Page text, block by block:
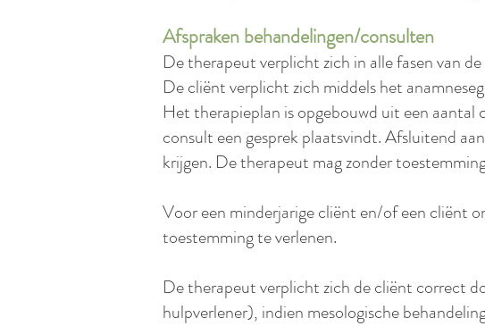
Afspraken behandelingen/consulten
De therapeut verplicht zich in alle fasen van
De cliënt verplicht zich middels het
Het therapieplan is opgebouwd uit een aantal
consult een gesprek plaatsvindt. Afsluitend
krijgen. De therapeut mag zonder
Voor een minderjarige cliënt en/of een cliënt
toestemming te verlenen.
De therapeut verplicht zich de cliënt correct
hulpverlener), indien mesologische